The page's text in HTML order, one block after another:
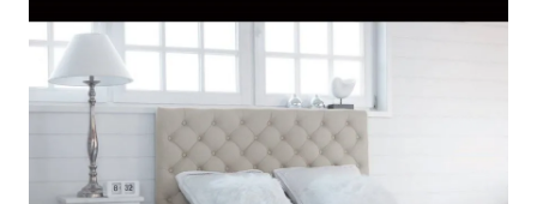
Camere Classiche
Lenzuola
Piumini
Letti Contenitore
Letti a Scomparsa
Televisori
Home-Theatre